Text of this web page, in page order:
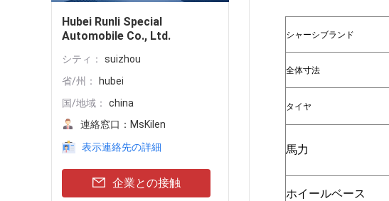
Hubei Runli Special
Automobile Co., Ltd.
シティ：
suizhou
省/州：
hubei
国/地域：
china
連絡窓口： MsKilen
表示連絡先の詳細
企業との接触
シャーシブランド
全体寸法
タイヤ
馬力
ホイールベース